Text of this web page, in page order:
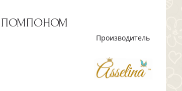
ПОМПОНОМ
Производитель